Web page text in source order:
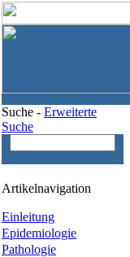
Suche - Erweiterte
Suche
Artikelnavigation
Einleitung
Epidemiologie
Pathologie